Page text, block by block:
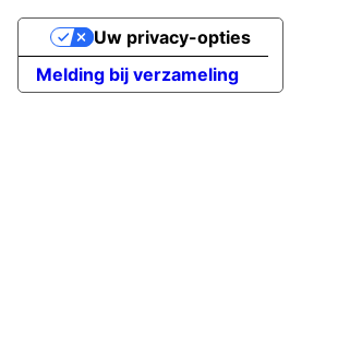
Melding bij verzameling
Uw privacy-opties